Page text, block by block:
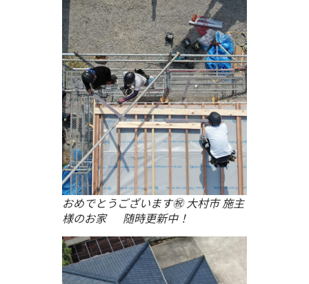
おめでとうございます㊗ 大村市 施主
様のお家 随時更新中！